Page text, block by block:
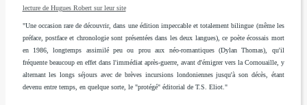
lecture de Hugues Robert sur leur site
"Une occasion rare de découvrir, dans une édition impeccable et totalement bilingue (même les
préface, postface et chronologie sont présentées dans les deux langues), ce poète écossais mort
en 1986, longtemps assimilé peu ou prou aux néo-romantiques (Dylan Thomas), qu'il
fréquente beaucoup en effet dans l'immédiat après-guerre, avant d'émigrer vers la Cornouaille, y
alternant les longs séjours avec de brèves incursions londoniennes jusqu'à son décès, étant
devenu entre temps, en quelque sorte, le "protégé" éditorial de T.S. Eliot."